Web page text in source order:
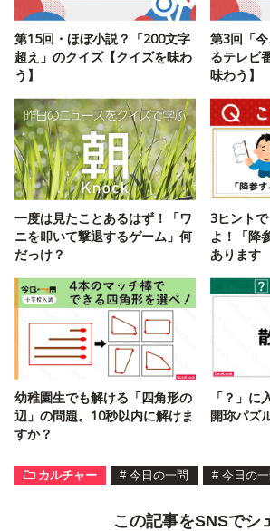
第15回・ほぼ小説？「200文字
超え」のクイズ【クイズを味わ
う】
第3回「
るテレビ
味わう】
一度は見たことあるはず！「ワ
ニを叩いて撃退するゲーム」何
だっけ？
3ヒント
よ！「降
あります
幼稚園生でも解ける「四角形の
辺」の問題。10秒以内に解けま
すか？
「？」に
開珎パズ
カルチャー # 今日の一問 # 今日の
この記事をSNSでシ